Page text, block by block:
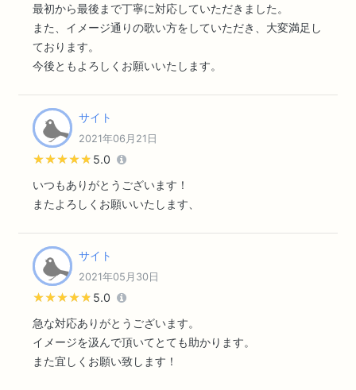
最初から最後まで丁寧に対応していただきました。
また、イメージ通りの歌い方をしていただき、大変満足し
ております。
今後ともよろしくお願いいたします。
サイト
2021年06月21日
★★★★★
★★★★★ 5.0
いつもありがとうございます！
またよろしくお願いいたします、
サイト
2021年05月30日
★★★★★
★★★★★ 5.0
急な対応ありがとうございます。
イメージを汲んで頂いてとても助かります。
また宜しくお願い致します！